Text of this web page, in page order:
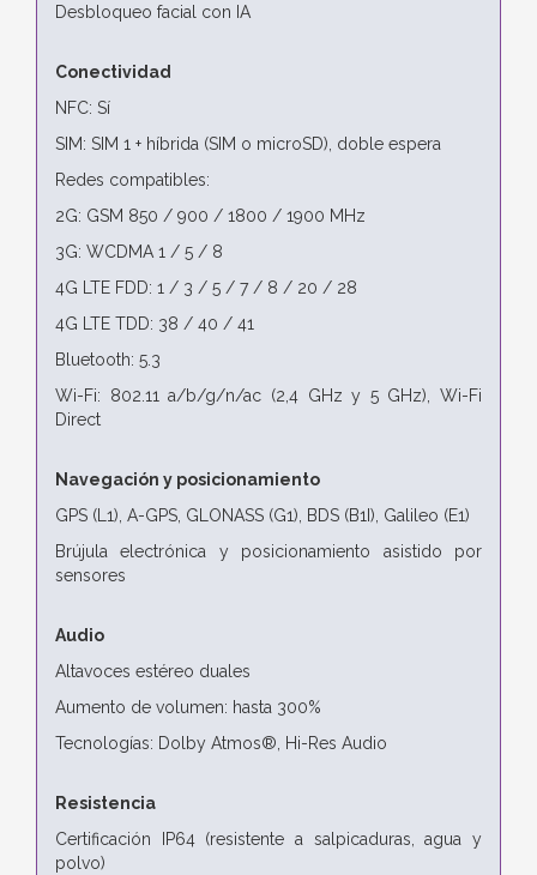
Desbloqueo facial con IA
Conectividad
NFC: Sí
SIM: SIM 1 + híbrida (SIM o microSD), doble espera
Redes compatibles:
2G: GSM 850 / 900 / 1800 / 1900 MHz
3G: WCDMA 1 / 5 / 8
4G LTE FDD: 1 / 3 / 5 / 7 / 8 / 20 / 28
4G LTE TDD: 38 / 40 / 41
Bluetooth: 5.3
Wi-Fi: 802.11 a/b/g/n/ac (2,4 GHz y 5 GHz), Wi-Fi
Direct
Navegación y posicionamiento
GPS (L1), A-GPS, GLONASS (G1), BDS (B1I), Galileo (E1)
Brújula electrónica y posicionamiento asistido por
sensores
Audio
Altavoces estéreo duales
Aumento de volumen: hasta 300%
Tecnologías: Dolby Atmos®, Hi-Res Audio
Resistencia
Certificación IP64 (resistente a salpicaduras, agua y
polvo)